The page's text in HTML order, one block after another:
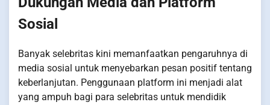
Sosial
Banyak selebritas kini memanfaatkan pengaruhnya di
media sosial untuk menyebarkan pesan positif tentang
keberlanjutan. Penggunaan platform ini menjadi alat
yang ampuh bagi para selebritas untuk mendidik